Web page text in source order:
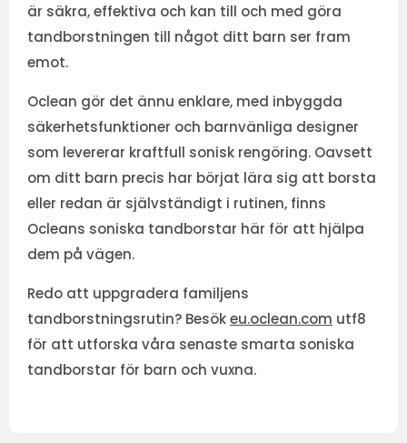
är säkra, effektiva och kan till och med göra
tandborstningen till något ditt barn ser fram
emot.
Oclean gör det ännu enklare, med inbyggda
säkerhetsfunktioner och barnvänliga designer
som levererar kraftfull sonisk rengöring. Oavsett
om ditt barn precis har börjat lära sig att borsta
eller redan är självständigt i rutinen, finns
Ocleans soniska tandborstar här för att hjälpa
dem på vägen.
Redo att uppgradera familjens
tandborstningsrutin? Besökeu.oclean.com utf8
för att utforska våra senaste smarta soniska
tandborstar för barn och vuxna.